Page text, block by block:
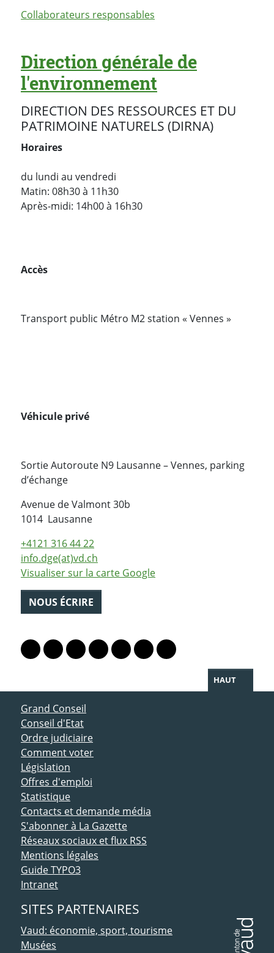
Collaborateurs responsables
Direction générale de
l'environnement
DIRECTION DES RESSOURCES ET DU
PATRIMOINE NATURELS (DIRNA)
Horaires
du lundi au vendredi
Matin: 08h30 à 11h30
Après-midi: 14h00 à 16h30
Accès
Transport public Métro M2 station « Vennes »
Véhicule privé
Sortie Autoroute N9 Lausanne – Vennes, parking
d’échange
Avenue de Valmont 30b
1014 LausanneSuisse
+4121 316 44 22
info.dge(at)vd.ch
Visualiser sur la carte Google
NOUS ÉCRIRE
Lien vers le profil Mastodon
Lien vers le profil Bluesky
Lien vers le profil Instagram
Lien vers le profil Linkedin
Lien vers le profil Facebook
Lien vers le profil Twitter
Partager par WhatsApp
HAUT
ACCÈS DIRECT
Grand Conseil
Conseil d'Etat
Ordre judiciaire
Comment voter
Législation
Offres d'emploi
Statistique
Contacts et demande média
S'abonner à La Gazette
Réseaux sociaux et flux RSS
Mentions légales
Guide TYPO3
Intranet
SITES PARTENAIRES
Vaud: économie, sport, tourisme
Musées